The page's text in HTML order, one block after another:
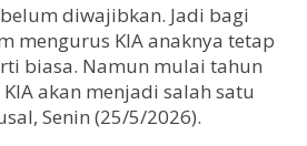
diwajibkan. Jadi bagi
mengurus KIA anaknya tetap
biasa. Namun mulai tahun
akan menjadi salah satu
Senin (25/5/2026).